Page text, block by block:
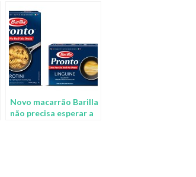
Novo macarrão Barilla
não precisa esperar a